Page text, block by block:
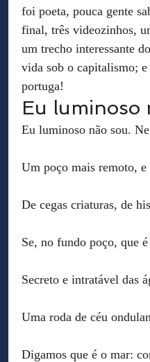
foi poeta, pouca gente
final, três videozinhos,
um trecho interessante
vida sob o capitalismo;
portuga!
Eu luminoso
Eu luminoso não sou.
Um poço mais remoto, e
De cegas criaturas, de
Se, no fundo poço, que
Secreto e intratável das
Uma roda de céu
Digamos que é o mar: